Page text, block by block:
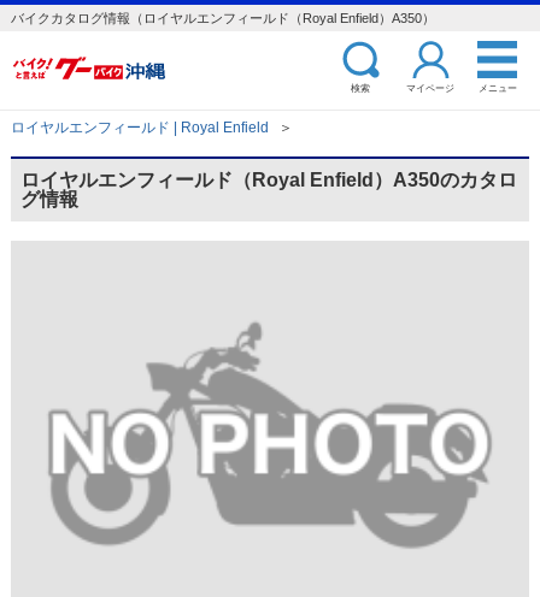
バイクカタログ情報（ロイヤルエンフィールド（Royal Enfield）A350）
検索 マイページ メニュー
ロイヤルエンフィールド | Royal Enfield ＞
ロイヤルエンフィールド（Royal Enfield）A350のカタロ
グ情報